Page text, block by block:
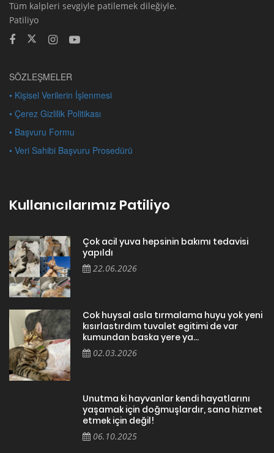
Tüm kalpleri sevgiyle patilemek dileğiyle.
Patiliyo
SÖZLEŞMELER
• Kişisel Verilerin İşlenmesi
• Çerez Gizlilik Politikası
• Başvuru Formu
• Veri Sahibi Başvuru Prosedürü
Kullanıcılarımız Patiliyo
Çok acil yuva hepsinin bakımı tedavisi
yapıldı
22.06.2026
Cok huysal asla tırmalama huyu yok yeni
kısırlastırdım tuvalet egitimi de var
kumundan baska yere ya...
02.03.2026
Unutma ki hayvanlar kendi hayatlarını
yaşamak için doğmuşlardır, sana hizmet
etmek için değil!
06.10.2025